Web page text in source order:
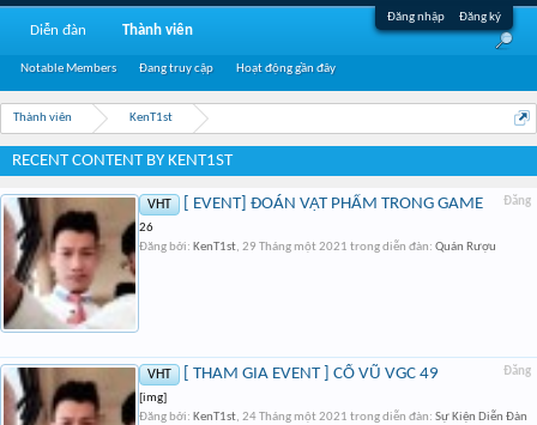
Đăng nhập Đăng ký
Thành viên KenT1st
RECENT CONTENT BY KENT1ST
Đăng
VHT [ EVENT] ĐOÁN VẬT PHẨM TRONG GAME
26
Đăng bởi: KenT1st, 29 Tháng một 2021 trong diễn đàn: Quán Rượu
Đăng
VHT [ THAM GIA EVENT ] CỔ VŨ VGC 49
[img]
Đăng bởi: KenT1st, 24 Tháng một 2021 trong diễn đàn: Sự Kiện Diễn Đàn
Diễn đàn Thành viên
Notable Members Đang truy cập Hoạt động gần đây